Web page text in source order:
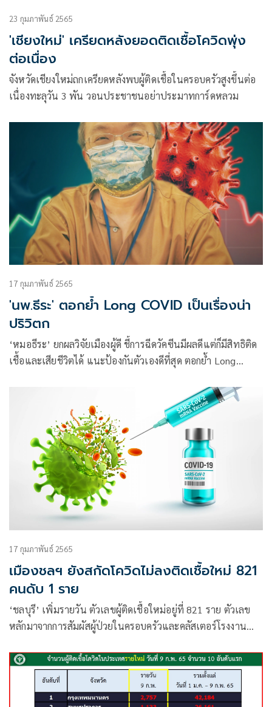
23 กุมภาพันธ์ 2565
'เชียงใหม่' เครียดหลังยอดติดเชื้อโควิดพุ่ง
ต่อเนื่อง
จังหวัดเชียงใหม่ถกเครียดหลังพบผู้ติดเชื้อในครอบครัวสูงขึ้นต่อ
เนื่องทะลุวัน​ 3​ พัน วอนประชาชนอย่าประมาทการ์ด​หลวม
17 กุมภาพันธ์ 2565
'นพ.ธีระ' ตอกย้ำ Long COVID เป็นเรื่องน่า
ปริวิตก
‘หมอธีระ’ ยกผลวิจัยเมืองผู้ดี ชี้การฉีดวัคซีนมีผลดีแต่ก็มีสิทธิติด
เชื้อและเสียชีวิตได้ แนะป้องกันตัวเองดีที่สุด ตอกย้ำ Long
17 กุมภาพันธ์ 2565
เมืองชลฯ ยังสกัดโควิดไม่ลงติดเชื้อใหม่ 821
คนดับ 1 ราย
‘ชลบุรี’ เพิ่มรายวัน ตัวเลขผู้ติดเชื้อใหม่อยู่ที่ 821 ราย ตัวเลข
หลักมาจากการสัมผัสผู้ป่วยในครอบครัวและคลัสเตอร์โรงงาน